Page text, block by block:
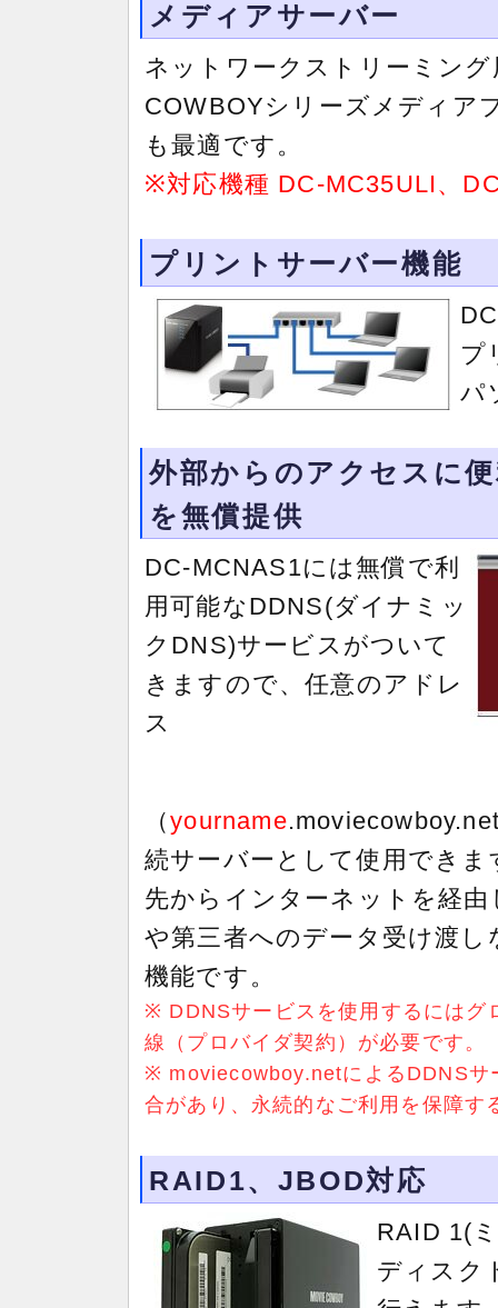
メディアサーバー
ネットワークストリーミン
COWBOYシリーズメディア
も最適です。
※対応機種 DC-MC35ULI、
プリントサーバー機能
プ
パ
外部からのアクセスに
を無償提供
DC-MCNAS1には無償で利
用可能なDDNS(ダイナミッ
クDNS)サービスがついて
きますので、任意のアドレ
ス
（yourname
続サーバーとして使用でき
先からインターネットを経
や第三者へのデータ受け渡
機能です。
※ DDNSサービスを使用するにはグ
線（プロバイダ契約）が必要です。
※ moviecowboy.netによるDDNSサ
合があり、永続的なご利用を保障す
RAID1、JBOD対応
RAID 1(
ディスク